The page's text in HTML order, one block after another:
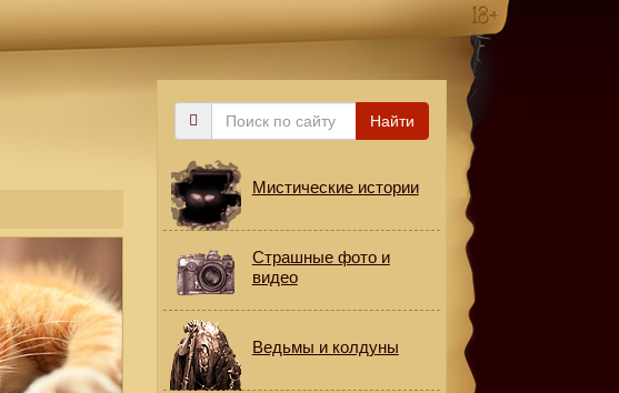
Поиск
Найти
Мистические истории
Страшные фото и
видео
Ведьмы и колдуны